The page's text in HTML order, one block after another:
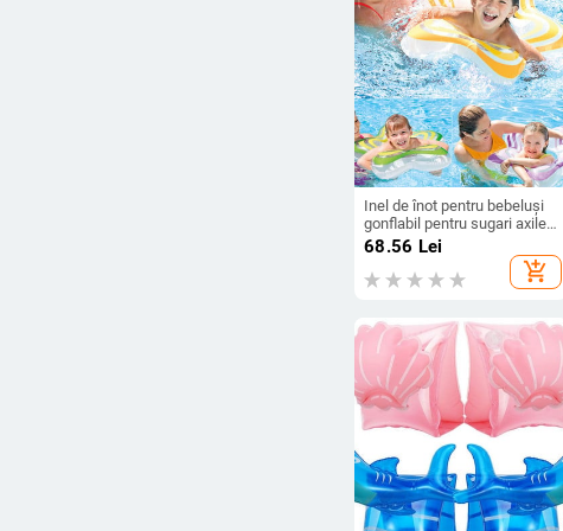
Inel de înot pentru bebeluși
gonflabil pentru sugari axile
plutitoare Accesorii pentru
piscină pentru copii Cerc
pentru baie Inele gonflabile
68.56 Lei
add_shopping_cart